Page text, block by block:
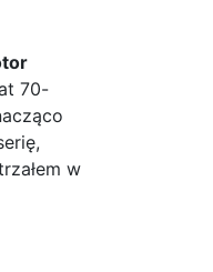
70-
w